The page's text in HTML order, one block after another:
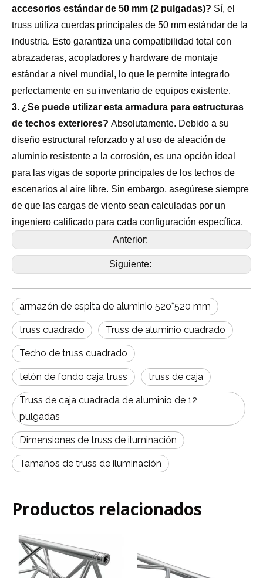
accesorios estándar de 50 mm (2 pulgadas)? Sí, el
truss utiliza cuerdas principales de 50 mm estándar de la
industria. Esto garantiza una compatibilidad total con
abrazaderas, acopladores y hardware de montaje
estándar a nivel mundial, lo que le permite integrarlo
perfectamente en su inventario de equipos existente.
3. ¿Se puede utilizar esta armadura para estructuras
de techos exteriores? Absolutamente. Debido a su
diseño estructural reforzado y al uso de aleación de
aluminio resistente a la corrosión, es una opción ideal
para las vigas de soporte principales de los techos de
escenarios al aire libre. Sin embargo, asegúrese siempre
de que las cargas de viento sean calculadas por un
ingeniero calificado para cada configuración específica.
Anterior:
Siguiente:
armazón de espita de aluminio 520*520 mm
truss cuadrado Truss de aluminio cuadrado
Techo de truss cuadrado
telón de fondo caja truss truss de caja
Truss de caja cuadrada de aluminio de 12
pulgadas
Dimensiones de truss de iluminación
Tamaños de truss de iluminación
Productos relacionados